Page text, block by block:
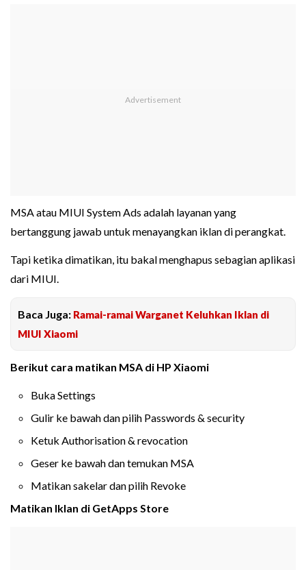
MSA atau MIUI System Ads adalah layanan yang
bertanggung jawab untuk menayangkan iklan di perangkat.
Tapi ketika dimatikan, itu bakal menghapus sebagian aplikasi
dari MIUI.
Baca Juga: Ramai-ramai Warganet Keluhkan Iklan di
MIUI Xiaomi
Berikut cara matikan MSA di HP Xiaomi
Buka Settings
Gulir ke bawah dan pilih Passwords & security
Ketuk Authorisation & revocation
Geser ke bawah dan temukan MSA
Matikan sakelar dan pilih Revoke
Matikan Iklan di GetApps Store